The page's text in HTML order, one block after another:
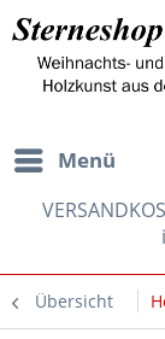
Menü
Übersicht